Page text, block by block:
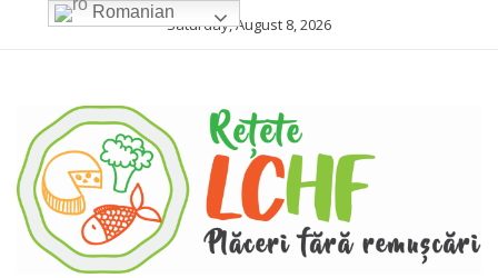
Saturday, August 8, 2026
Romanian